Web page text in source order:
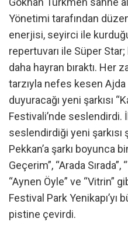
Yönetimi tarafından
enerjisi, seyirci ile
repertuvarı ile Süper
daha hayran bıraktı. Her
tarzıyla nefes kesen Ajda
duyuracağı yeni şarkısı
Festivali’nde
seslendirdiği yeni
Pekkan’a şarkı boyunca
Geçerim”, “Arada Sırada”,
“Aynen Öyle” ve “Vitrin”
Festival Park Yenikapı’yı
pistine çevirdi.